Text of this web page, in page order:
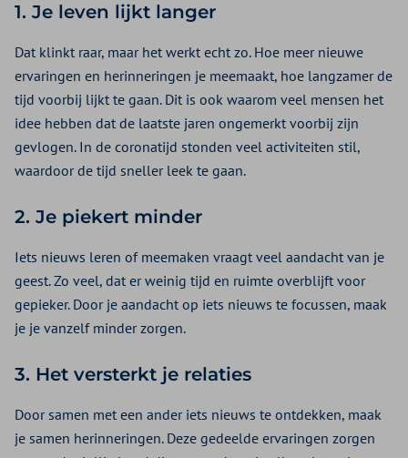
1. Je leven lijkt langer
Dat klinkt raar, maar het werkt echt zo. Hoe meer nieuwe
ervaringen en herinneringen je meemaakt, hoe langzamer de
tijd voorbij lijkt te gaan. Dit is ook waarom veel mensen het
idee hebben dat de laatste jaren ongemerkt voorbij zijn
gevlogen. In de coronatijd stonden veel activiteiten stil,
waardoor de tijd sneller leek te gaan.
2. Je piekert minder
Iets nieuws leren of meemaken vraagt veel aandacht van je
geest. Zo veel, dat er weinig tijd en ruimte overblijft voor
gepieker. Door je aandacht op iets nieuws te focussen, maak
je je vanzelf minder zorgen.
3. Het versterkt je relaties
Door samen met een ander iets nieuws te ontdekken, maak
je samen herinneringen. Deze gedeelde ervaringen zorgen